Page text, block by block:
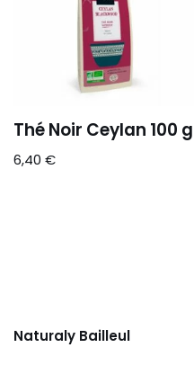
Thé Noir Ceylan 100 g
6,40 €
Naturaly Bailleul